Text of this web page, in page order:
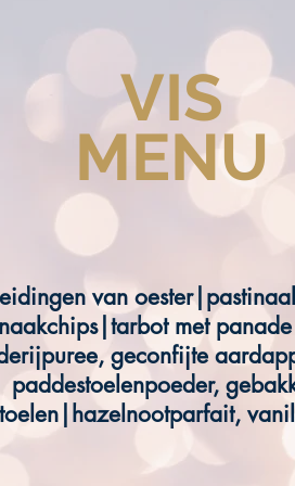
VIS
MENU
van
met
geconfijte
paddestoelenpoeder,